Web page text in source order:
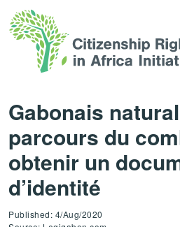
Gabonais
parcours du
obtenir un
d’identité
Published: 4/Aug/2020